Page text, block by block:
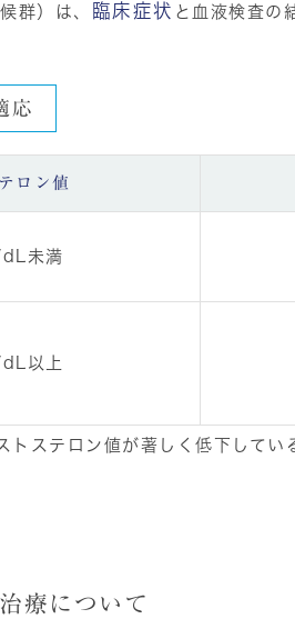
群）は、 臨床症状 と血液検査の
応
ロン値
未満
以上
トステロン値が著しく低下してい
療について